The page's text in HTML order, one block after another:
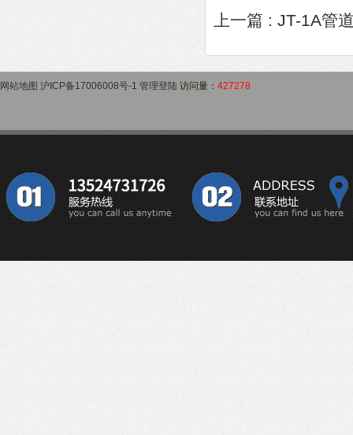
上一篇 : JT-1A管
网站地图 沪ICP备17006008号-1 管理登陆 访问量： 427278